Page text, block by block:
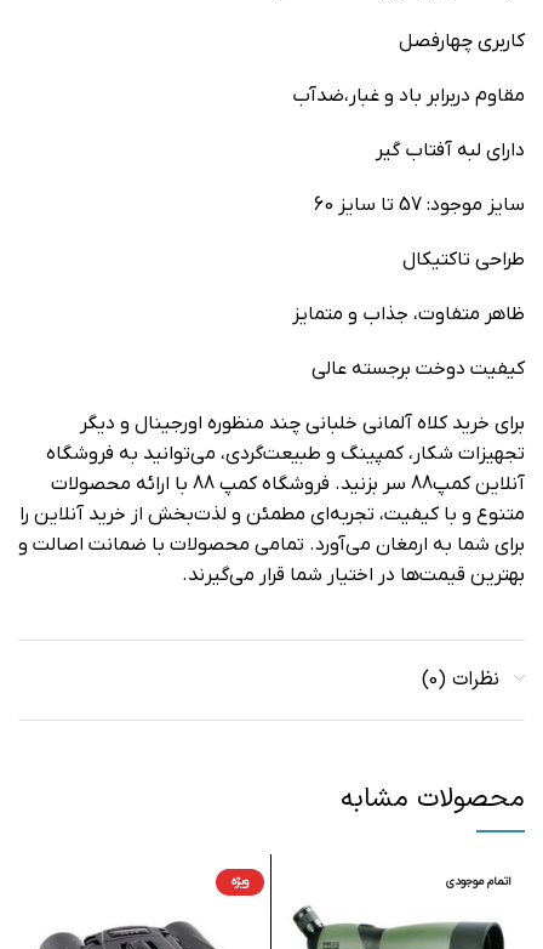
کاربری چهارفصل
مقاوم دربرابر باد و غبار،ضدآب
دارای لبه آفتاب گیر
سایز موجود: 57 تا سایز 60
طراحی تاکتیکال
ظاهر متفاوت، جذاب و متمایز
کیفیت دوخت برجسته عالی
برای خرید کلاه آلمانی خلبانی چند منظوره اورجینال و دیگر
تجهیزات شکار، کمپینگ و طبیعت‌گردی، می‌توانید به فروشگاه
آنلاین کمپ88 سر بزنید. فروشگاه کمپ 88 با ارائه محصولات
متنوع و با کیفیت، تجربه‌ای مطمئن و لذت‌بخش از خرید آنلاین را
برای شما به ارمغان می‌آورد. تمامی محصولات با ضمانت اصالت و
بهترین قیمت‌ها در اختیار شما قرار می‌گیرند.
نظرات (0)
محصولات مشابه
اتمام موجودی ویژه